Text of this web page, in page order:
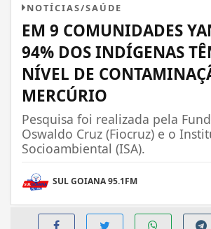
NOTÍCIAS/SAÚDE
EM 9 COMUNIDADES
94% DOS INDÍGENAS
NÍVEL DE
MERCÚRIO
Pesquisa foi realizada pela
Oswaldo Cruz (Fiocruz) e o
Socioambiental (ISA).
SUL GOIANA 95.1FM